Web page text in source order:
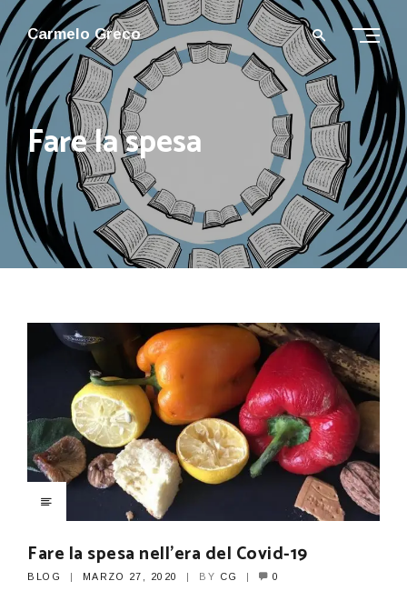
Carmelo Greco
Fare la spesa
Fare la spesa nell’era del Covid-19
BLOG MARZO 27, 2020 BY CG 0